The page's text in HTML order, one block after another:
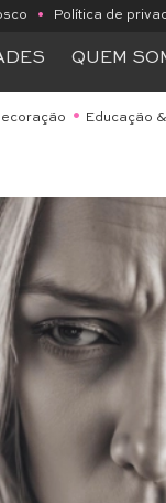
• Política de
QUEM
Educação